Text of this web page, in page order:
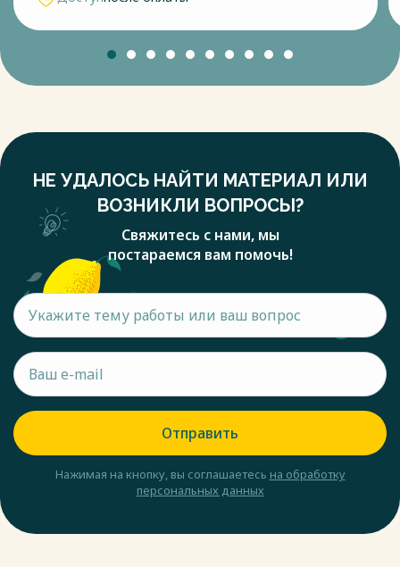
НЕ УДАЛОСЬ НАЙТИ МАТЕРИАЛ ИЛИ
ВОЗНИКЛИ ВОПРОСЫ?
Свяжитесь с нами, мы
постараемся вам помочь!
Отправить
Нажимая на кнопку, вы соглашаетесь на обработку
персональных данных